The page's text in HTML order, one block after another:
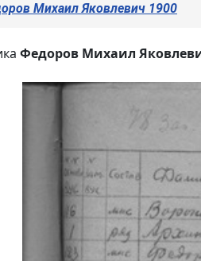
Михаил Яковлевич 1900
Федоров Михаил